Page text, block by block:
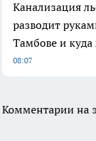
Канализация
разводит
Тамбове и куда
08:07
Комментарии на